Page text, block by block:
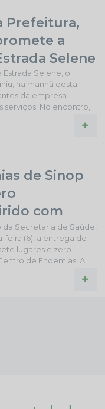
Prefeitura,
a
Selene
Estrada Selene, o
na manhã desta
da empresa
No encontro,
os transtornos
utiliza diariamente a
de Sinop
com
Secretaria de Saúde,
feira (6), a entrega de
lugares e zero
de Endemias. A
impositiva de R$